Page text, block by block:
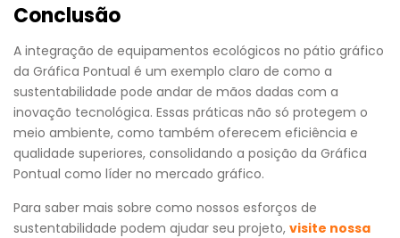
Conclusão
A integração de equipamentos ecológicos no pátio gráfico
da Gráfica Pontual é um exemplo claro de como a
sustentabilidade pode andar de mãos dadas com a
inovação tecnológica. Essas práticas não só protegem o
meio ambiente, como também oferecem eficiência e
qualidade superiores, consolidando a posição da Gráfica
Pontual como líder no mercado gráfico.
Para saber mais sobre como nossos esforços de
sustentabilidade podem ajudar seu projeto, visite nossa